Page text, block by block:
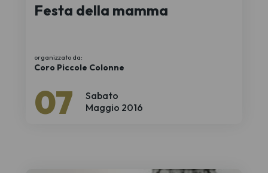
Sabato
07 Maggio 2016
Festa della mamma
organizzato da:
Coro Piccole Colonne